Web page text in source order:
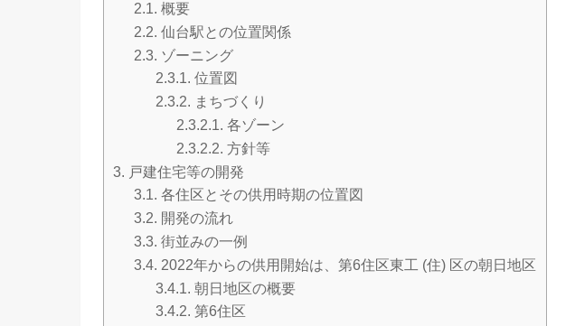
2.1. 概要
2.2. 仙台駅との位置関係
2.3. ゾーニング
2.3.1. 位置図
2.3.2. まちづくり
2.3.2.1. 各ゾーン
2.3.2.2. 方針等
3. 戸建住宅等の開発
3.1. 各住区とその供用時期の位置図
3.2. 開発の流れ
3.3. 街並みの一例
3.4. 2022年からの供用開始は、第6住区東工 (住) 区の朝日地区
3.4.1. 朝日地区の概要
3.4.2. 第6住区